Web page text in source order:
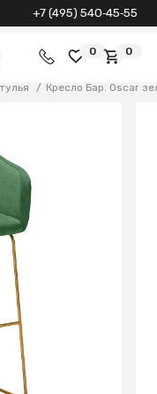
+7 (495) 540‑45‑55
0 0
/ Кресло Бар. Oscar